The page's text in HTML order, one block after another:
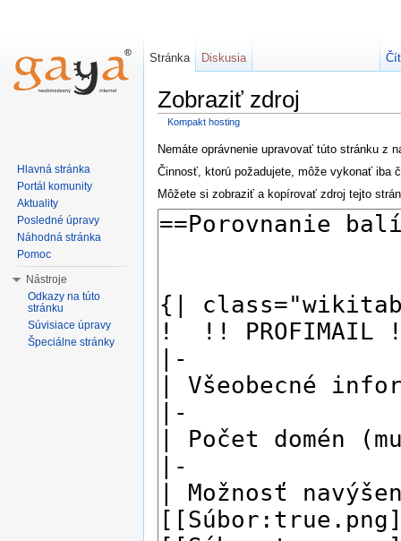
Zobraziť zdroj
Kompakt hosting
Nemáte oprávnenie upravovať túto stránku z
Činnosť, ktorú požadujete, môže vykonať iba
Môžete si zobraziť a kopírovať zdroj tejto
Stránka Diskusia
Hlavná stránka
Portál komunity
Aktuality
Posledné úpravy
Náhodná stránka
Pomoc
Nástroje
Odkazy na túto
stránku
Súvisiace úpravy
Špeciálne stránky